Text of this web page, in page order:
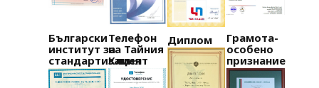
Български
институт за
стандартизация
Телефон
на Тайния
Клиент
Диплом
Грамота-
особено
признание